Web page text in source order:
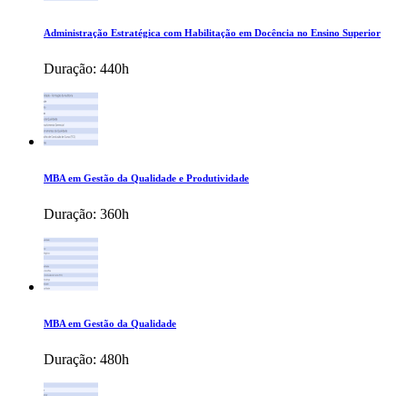
Administração Estratégica com Habilitação em Docência no Ensino Superior
Duração: 440h
MBA em Gestão da Qualidade e Produtividade
Duração: 360h
MBA em Gestão da Qualidade
Duração: 480h